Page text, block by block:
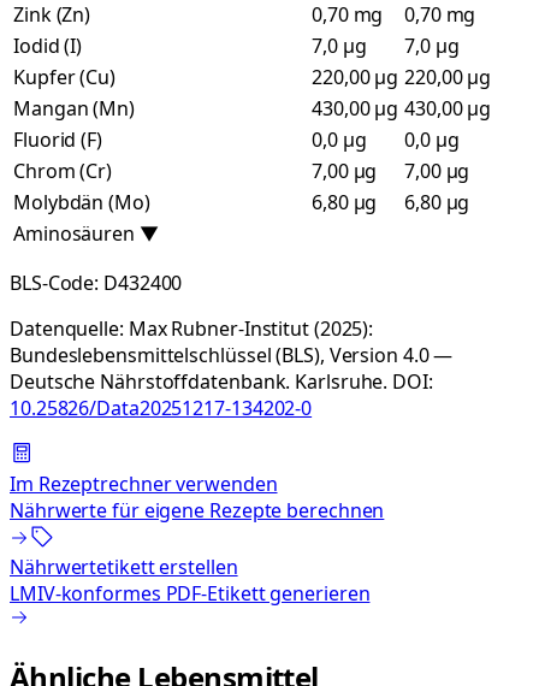
Zink (Zn)
0,70 mg
0,70 mg
Iodid (I)
7,0 µg
7,0 µg
Kupfer (Cu)
220,00 µg 220,00 µg
Mangan (Mn)
430,00 µg 430,00 µg
Fluorid (F)
0,0 µg
0,0 µg
Chrom (Cr)
7,00 µg
7,00 µg
Molybdän (Mo)
6,80 µg
6,80 µg
Aminosäuren ▼
BLS-Code: D432400
Datenquelle: Max Rubner-Institut (2025):
Bundeslebensmittelschlüssel (BLS), Version 4.0 —
Deutsche Nährstoffdatenbank. Karlsruhe. DOI:
10.25826/Data20251217-134202-0
Im Rezeptrechner verwenden
Nährwerte für eigene Rezepte berechnen
Nährwertetikett erstellen
LMIV-konformes PDF-Etikett generieren
Ähnliche Lebensmittel